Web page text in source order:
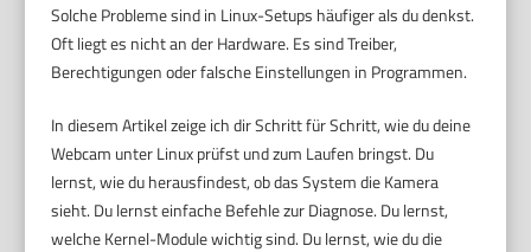
Solche Probleme sind in Linux-Setups häufiger als du denkst.
Oft liegt es nicht an der Hardware. Es sind Treiber,
Berechtigungen oder falsche Einstellungen in Programmen.
In diesem Artikel zeige ich dir Schritt für Schritt, wie du deine
Webcam unter Linux prüfst und zum Laufen bringst. Du
lernst, wie du herausfindest, ob das System die Kamera
sieht. Du lernst einfache Befehle zur Diagnose. Du lernst,
welche Kernel-Module wichtig sind. Du lernst, wie du die